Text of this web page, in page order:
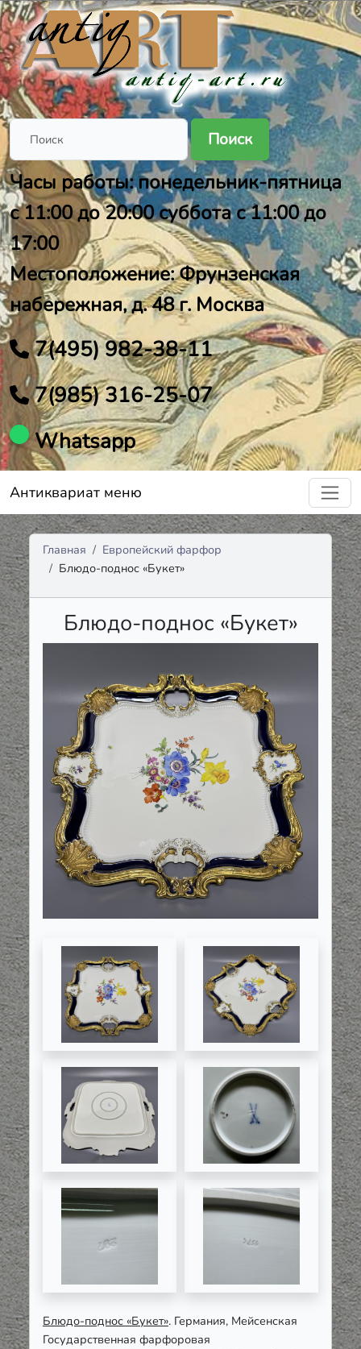
Поиск
Часы работы: понедельник-пятница
с 11:00 до 20:00 суббота с 11:00 до
17:00
Местоположение: Фрунзенская
набережная, д. 48 г. Москва
7(495) 982-38-11
7(985) 316-25-07
Whatsapp
Антиквариат меню
Главная
Европейский фарфор
Блюдо-поднос «Букет»
Блюдо-поднос «Букет»
Блюдо-поднос «Букет». Германия, Мейсенская
Государственная фарфоровая